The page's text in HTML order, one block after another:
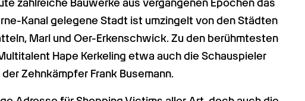
zahlreiche Bauwerke aus vergangenen Epochen das
Kanal gelegene Stadt ist umzingelt von den Städten
Marl und Oer-Erkenschwick. Zu den berühmtesten
Hape Kerkeling etwa auch die Schauspieler
Zehnkämpfer Frank Busemann.